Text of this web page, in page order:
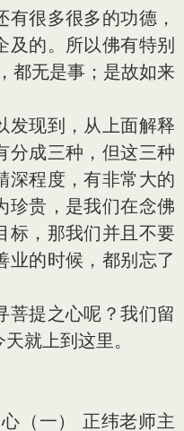
很多很多的功德，
及的。所以佛有特别
都无是事；是故如来
现到，从上面解释
分成三种，但这三种
深程度，有非常大的
珍贵，是我们在念佛
标，那我们并且不要
业的时候，都别忘了
提之心呢？我们留
就上到这里。
（一） 正纬老师主